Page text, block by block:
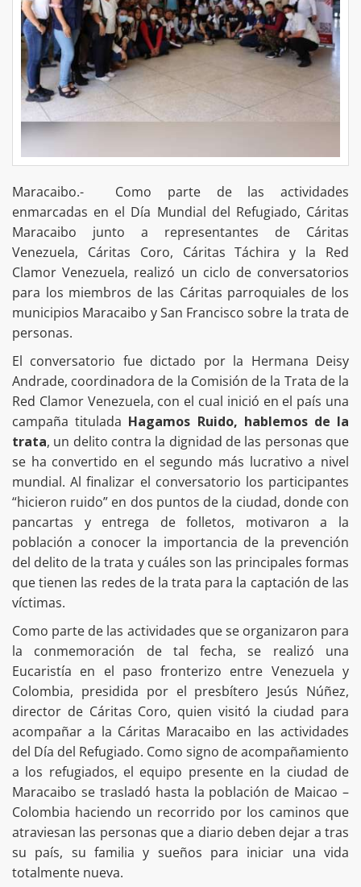
Maracaibo.- Como parte de las actividades
enmarcadas en el Día Mundial del Refugiado, Cáritas
Maracaibo junto a representantes de Cáritas
Venezuela, Cáritas Coro, Cáritas Táchira y la Red
Clamor Venezuela, realizó un ciclo de conversatorios
para los miembros de las Cáritas parroquiales de los
municipios Maracaibo y San Francisco sobre la trata de
personas.
El conversatorio fue dictado por la Hermana Deisy
Andrade, coordinadora de la Comisión de la Trata de la
Red Clamor Venezuela, con el cual inició en el país una
campaña titulada Hagamos Ruido, hablemos de la
trata, un delito contra la dignidad de las personas que
se ha convertido en el segundo más lucrativo a nivel
mundial. Al finalizar el conversatorio los participantes
“hicieron ruido” en dos puntos de la ciudad, donde con
pancartas y entrega de folletos, motivaron a la
población a conocer la importancia de la prevención
del delito de la trata y cuáles son las principales formas
que tienen las redes de la trata para la captación de las
víctimas.
Como parte de las actividades que se organizaron para
la conmemoración de tal fecha, se realizó una
Eucaristía en el paso fronterizo entre Venezuela y
Colombia, presidida por el presbítero Jesús Núñez,
director de Cáritas Coro, quien visitó la ciudad para
acompañar a la Cáritas Maracaibo en las actividades
del Día del Refugiado. Como signo de acompañamiento
a los refugiados, el equipo presente en la ciudad de
Maracaibo se trasladó hasta la población de Maicao –
Colombia haciendo un recorrido por los caminos que
atraviesan las personas que a diario deben dejar a tras
su país, su familia y sueños para iniciar una vida
totalmente nueva.